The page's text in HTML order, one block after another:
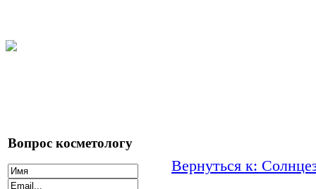
Вопрос косметологу
Вернуться к: